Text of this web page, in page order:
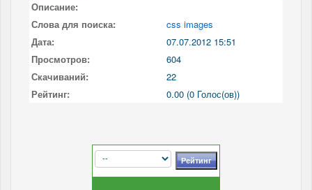
Описание:
Слова для поиска:
css images
Дата:
07.07.2012 15:51
Просмотров:
604
Скачиваний:
22
Рейтинг:
0.00 (0 Голос(ов))